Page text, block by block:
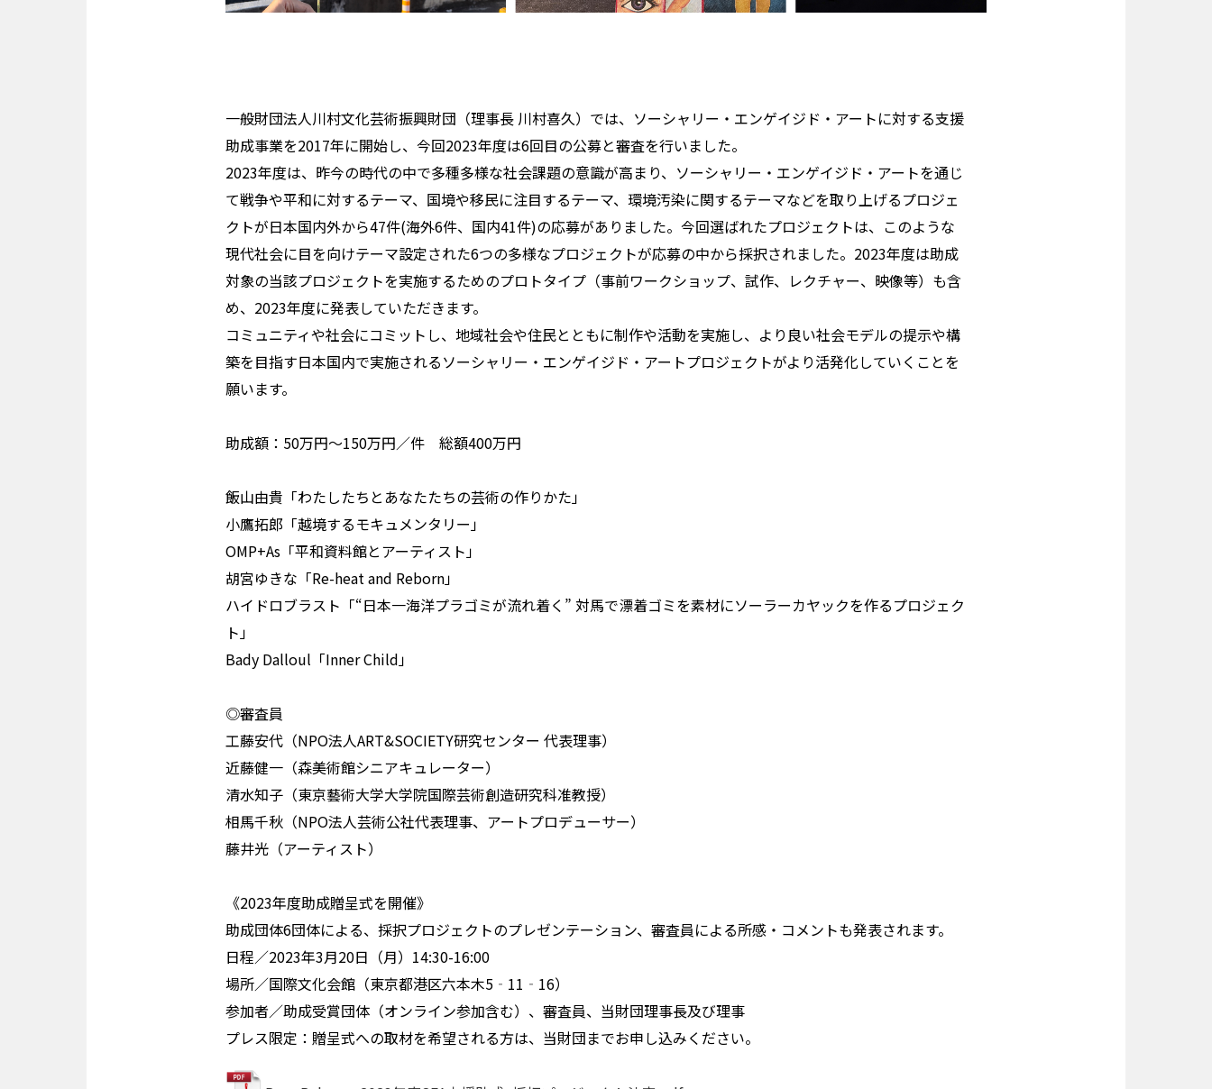
一般財団法人川村文化芸術振興財団（理事長 川村喜久）では、ソーシャリー・エンゲイジド・アートに対する支援
助成事業を2017年に開始し、今回2023年度は6回目の公募と審査を行いました。
2023年度は、昨今の時代の中で多種多様な社会課題の意識が高まり、ソーシャリー・エンゲイジド・アートを通じ
て戦争や平和に対するテーマ、国境や移民に注目するテーマ、環境汚染に関するテーマなどを取り上げるプロジェ
クトが日本国内外から47件(海外6件、国内41件)の応募がありました。今回選ばれたプロジェクトは、このような
現代社会に目を向けテーマ設定された6つの多様なプロジェクトが応募の中から採択されました。2023年度は助成
対象の当該プロジェクトを実施するためのプロトタイプ（事前ワークショップ、試作、レクチャー、映像等）も含
め、2023年度に発表していただきます。
コミュニティや社会にコミットし、地域社会や住民とともに制作や活動を実施し、より良い社会モデルの提示や構
築を目指す日本国内で実施されるソーシャリー・エンゲイジド・アートプロジェクトがより活発化していくことを
願います。
助成額：50万円〜150万円／件 総額400万円
飯山由貴「わたしたちとあなたたちの芸術の作りかた」
小鷹拓郎「越境するモキュメンタリー」
OMP+As「平和資料館とアーティスト」
胡宮ゆきな「Re-heat and Reborn」
ハイドロブラスト「“日本一海洋プラゴミが流れ着く” 対馬で漂着ゴミを素材にソーラーカヤックを作るプロジェク
ト」
Bady Dalloul「Inner Child」
◎審査員
工藤安代（NPO法人ART&SOCIETY研究センター 代表理事）
近藤健一（森美術館シニアキュレーター）
清水知子（東京藝術大学大学院国際芸術創造研究科准教授）
相馬千秋（NPO法人芸術公社代表理事、アートプロデューサー）
藤井光（アーティスト）
《2023年度助成贈呈式を開催》
助成団体6団体による、採択プロジェクトのプレゼンテーション、審査員による所感・コメントも発表されます。
日程／2023年3月20日（月）14:30-16:00
場所／国際文化会館（東京都港区六本木5‐11‐16）
参加者／助成受賞団体（オンライン参加含む）、審査員、当財団理事長及び理事
プレス限定：贈呈式への取材を希望される方は、当財団までお申し込みください。